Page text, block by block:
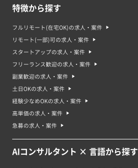
特徴から探す
フルリモート(在宅OK)の求人・案件
リモート(一部)可の求人・案件
スタートアップの求人・案件
フリーランス歓迎の求人・案件
副業歓迎の求人・案件
土日OKの求人・案件
経験少なめOKの求人・案件
高単価の求人・案件
急募の求人・案件
AIコンサルタント × 言語から探す